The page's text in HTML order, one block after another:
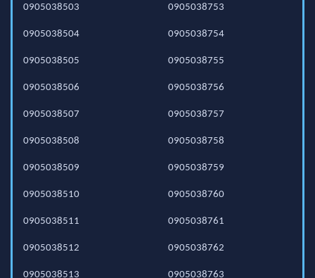
0905038503
0905038504
0905038505
0905038506
0905038507
0905038508
0905038509
0905038510
0905038511
0905038512
0905038513
0905038753
0905038754
0905038755
0905038756
0905038757
0905038758
0905038759
0905038760
0905038761
0905038762
0905038763